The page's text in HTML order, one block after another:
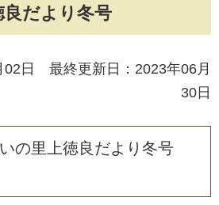
だより冬号
02日 最終更新日：2023年06月
30日
いの里 上徳良だよ り 冬号